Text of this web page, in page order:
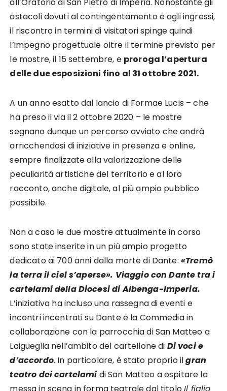
ostacoli dovuti al contingentamento e agli ingressi,
il riscontro in termini di visitatori spinge quindi
l’impegno progettuale oltre il termine previsto per
le mostre, il 15 settembre, e proroga l’apertura
delle due esposizioni fino al 31 ottobre 2021.
A un anno esatto dal lancio di Formae Lucis – che
ha preso il via il 2 ottobre 2020 – le mostre
segnano dunque un percorso avviato che andrà
arricchendosi di iniziative in presenza e online,
sempre finalizzate alla valorizzazione delle
peculiarità artistiche del territorio e al loro
racconto, anche digitale, al più ampio pubblico
possibile.
Non a caso le due mostre attualmente in corso
sono state inserite in un più ampio progetto
dedicato ai 700 anni dalla morte di Dante: «Tremò
la terra il ciel s’aperse». Viaggio con Dante tra i
cartelami della Diocesi di Albenga-Imperia.
L’iniziativa ha incluso una rassegna di eventi e
incontri incentrati su Dante e la Commedia in
collaborazione con la parrocchia di San Matteo a
Laigueglia nell’ambito del cartellone di Di voci e
d’accordo. In particolare, è stato proprio ilgran
teatro dei cartelamidi San Matteo a ospitare la
messa in scena in forma teatrale dal titoloIl figlio